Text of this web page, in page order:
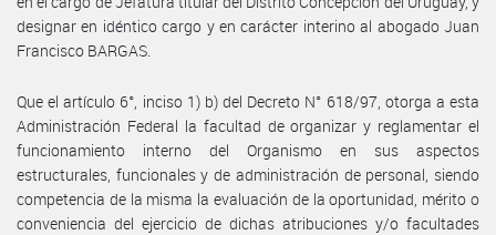
designar en idéntico cargo y en carácter interino al abogado Juan
Francisco BARGAS.
Que el artículo 6°, inciso 1) b) del Decreto N° 618/97, otorga a esta
Administración Federal la facultad de organizar y reglamentar el
funcionamiento interno del Organismo en sus aspectos
estructurales, funcionales y de administración de personal, siendo
competencia de la misma la evaluación de la oportunidad, mérito o
conveniencia del ejercicio de dichas atribuciones y/o facultades